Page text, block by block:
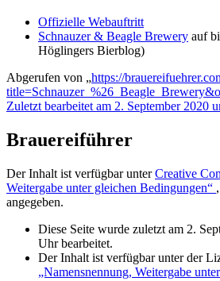
Offizielle Webauftritt
Schnauzer & Beagle Brewery auf
Höglingers Bierblog)
Abgerufen von „https://
Zuletzt bearbeitet am 2. September 2020
Brauereiführer
Der Inhalt ist verfügbar unterCreative
Weitergabe unter gleichen Bedingungen“
angegeben.
Diese Seite wurde zuletzt am 2.
Uhr bearbeitet.
Der Inhalt ist verfügbar unter der
„Namensnennung, Weitergabe